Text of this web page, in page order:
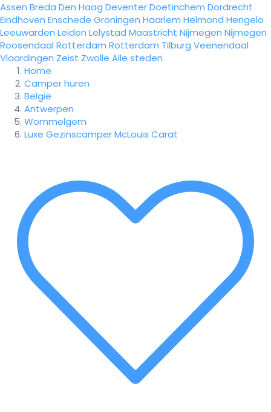
Assen Breda Den Haag DeventerDoetinchem Dordrecht
Eindhoven Enschede Groningen Haarlem Helmond Hengelo
Leeuwarden Leiden Lelystad Maastricht Nijmegen Nijmegen
Roosendaal Rotterdam Rotterdam Tilburg Veenendaal
Vlaardingen Zeist Zwolle Alle steden
Home
Camper huren
België
Antwerpen
Wommelgem
Luxe Gezinscamper McLouis Carat